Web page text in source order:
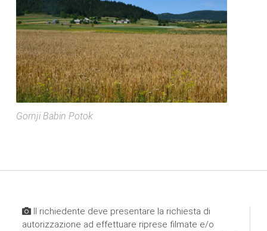
Gornji Babin Potok
Il richiedente deve presentare la richiesta di
autorizzazione ad effettuare riprese filmate e/o